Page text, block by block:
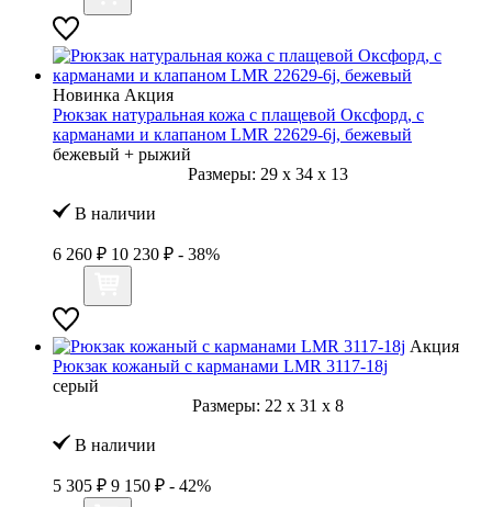
Новинка Акция
Рюкзак натуральная кожа с плащевой Оксфорд, с
карманами и клапаном LMR 22629-6j, бежевый
бежевый + рыжий
Размеры: 29 x 34 x 13
В наличии
6 260 ₽ 10 230 ₽ - 38%
Акция
Рюкзак кожаный с карманами LMR 3117-18j
серый
Размеры: 22 x 31 x 8
В наличии
5 305 ₽ 9 150 ₽ - 42%